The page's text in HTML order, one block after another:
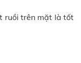
ruồi trên mặt là tốt